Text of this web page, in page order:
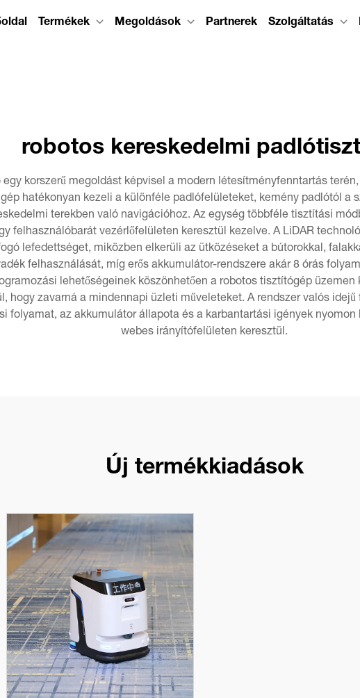
Termékek Megoldások Partnerek Szolgáltatás
robotos kereskedelmi
korszerű megoldást képvisel a modern létesítményfenntartás
hatékonyan kezeli a különféle padlófelületeket, kemény padlótól a
terekben való navigációhoz. Az egység többféle tisztítási
felhasználóbarát vezérlőfelületen keresztül kezelve. A LiDAR
lefedettséget, miközben elkerüli az ütközéseket a bútorokkal,
felhasználását, míg erős akkumulátor-rendszere akár 8 órás
lehetőségeinek köszönhetően a robotos tisztítógép
hogy zavarná a mindennapi üzleti műveleteket. A rendszer valós
folyamat, az akkumulátor állapota és a karbantartási igények
webes irányítófelületen keresztül.
Új termékkiadások